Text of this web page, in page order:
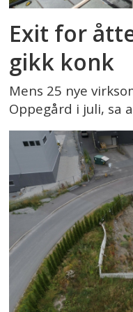
Exit for
gikk konk
Mens 25 nye
Oppegård i juli, sa